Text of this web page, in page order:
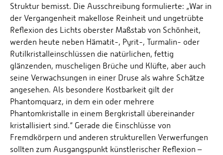
Struktur bemisst. Die Ausschreibung formulierte: „War in
der Vergangenheit makellose Reinheit und ungetrübte
Reflexion des Lichts oberster Maßstab von Schönheit,
werden heute neben Hämatit-, Pyrit-, Turmalin- oder
Rutilkristalleinschlüssen die natürlichen, fettig
glänzenden, muscheligen Brüche und Klüfte, aber auch
seine Verwachsungen in einer Druse als wahre Schätze
angesehen. Als besondere Kostbarkeit gilt der
Phantomquarz, in dem ein oder mehrere
Phantomkristalle in einem Bergkristall übereinander
kristallisiert sind.“ Gerade die Einschlüsse von
Fremdkörpern und anderen strukturellen Verwerfungen
sollten zum Ausgangspunkt künstlerischer Reflexion –